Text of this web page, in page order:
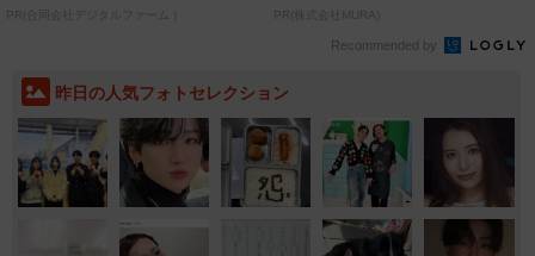
PR(合同会社デジタルファーム ) PR(株式会社MURA)
Recommended by
昨日の人気フォトセレクション